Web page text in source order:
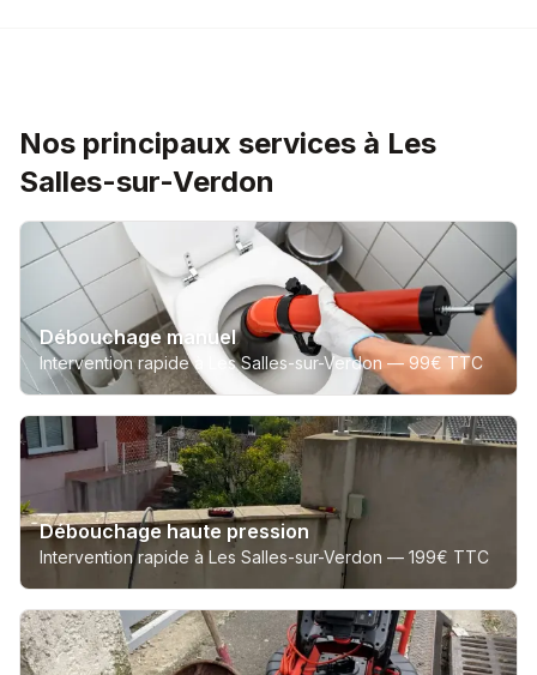
Nos principaux services à Les
Salles-sur-Verdon
Débouchage manuel
Intervention rapide à Les Salles-sur-Verdon —99€ TTC
Débouchage haute pression
Intervention rapide à Les Salles-sur-Verdon — 199€ TTC